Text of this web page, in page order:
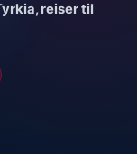
reiser til